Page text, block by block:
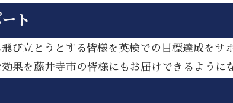
ト
び立とうとする皆様を英検での目標達成をサ
果を藤井寺市の皆様にもお届けできるように